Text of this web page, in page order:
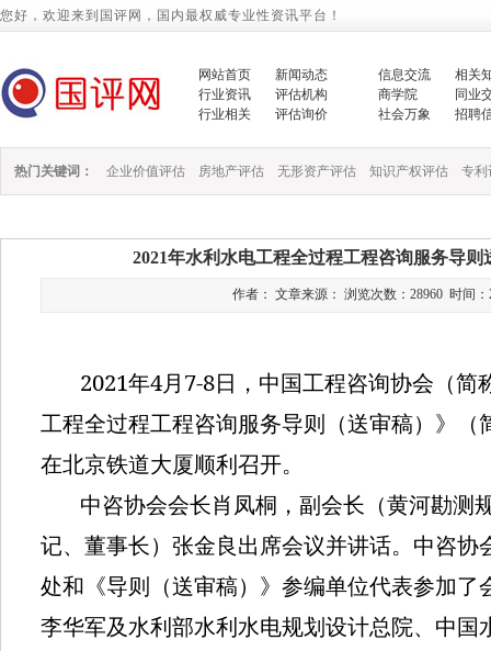
您好，欢迎来到国评网，国内最权威专业性资讯平台！
网站首页
新闻动态
行业资讯
评估机构
行业相关
评估询价
信息交流
相关
商学院
同业
社会万象
招聘
热门关键词： 企业价值评估 房地产评估 无形资产评估 知识产权评估 专利
2021年水利水电工程全过程工程咨询服务导
作者： 文章来源： 浏览次数：28960 时间：
2021年4月 7-8日，中国工程咨询协会（简
工程全过程工程咨询服务导则（送审稿）》（
在北京铁道大厦顺利召开。
中咨协会会长肖凤桐，副会长（黄河勘测
记、董事长）张金良出席会议并讲话。中咨协
处和《导则（送审稿）》参编单位代表参加了
李华军及水利部水利水电规划设计总院、中国